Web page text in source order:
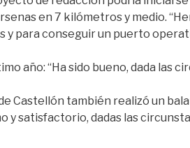
en 7 kilómetros y medio.
y para conseguir un puerto
año: “Ha sido bueno, dada las
Castellón también realizó un
y satisfactorio, dadas las